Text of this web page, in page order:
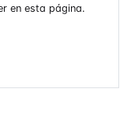
en esta página.